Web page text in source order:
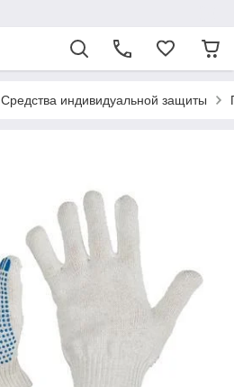
Средства индивидуальной защиты